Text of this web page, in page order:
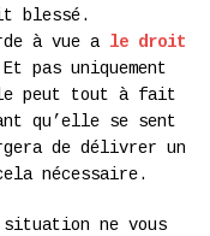
blessé.
à vue a le droit
pas uniquement
peut tout à fait
qu’elle se sent
de délivrer un
nécessaire.
ne vous